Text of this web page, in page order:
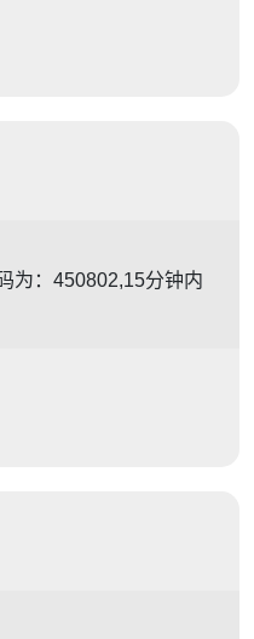
为：450802,15分钟内